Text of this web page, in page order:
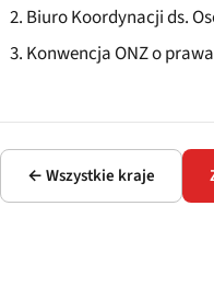
Biuro Koordynacji ds.
Konwencja ONZ o
← Wszystkie kraje